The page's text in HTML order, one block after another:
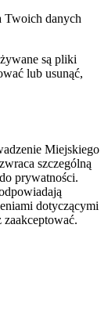
Twoich danych
są pliki
lub usunąć,
Miejskiego
szczególną
prywatności.
dotyczącymi